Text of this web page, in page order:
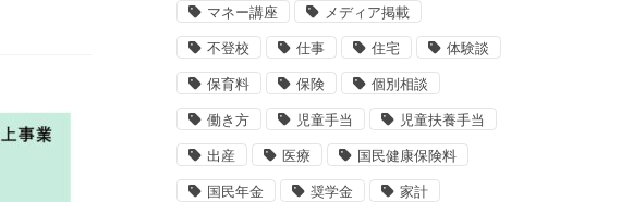
マネー講座 メディア掲載
不登校 仕事 住宅 体験談
保育料 保険 個別相談
働き方 児童手当 児童扶養手当
出産 医療 国民健康保険料
国民年金 奨学金 家計